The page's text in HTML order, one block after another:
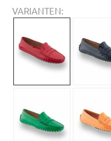
VARIANTEN: